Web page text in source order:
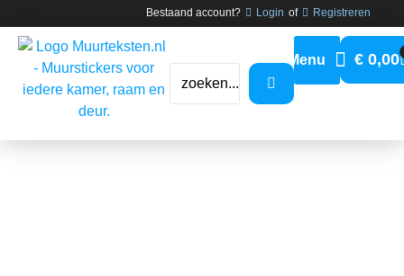
Bestaand account? Login of Registreren
€0,00